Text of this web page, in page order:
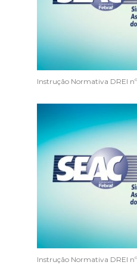
Instrução Normativa DREI
Instrução Normativa DREI